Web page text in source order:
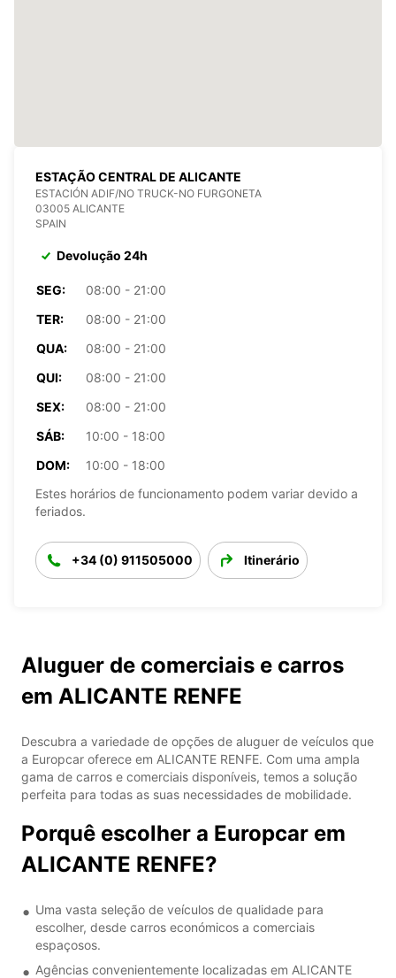
ESTAÇÃO CENTRAL DE ALICANTE
ESTACIÓN ADIF/NO TRUCK-NO FURGONETA
03005 ALICANTE
SPAIN
Devolução 24h
SEG:
08:00 - 21:00
TER:
08:00 - 21:00
QUA:
08:00 - 21:00
QUI:
08:00 - 21:00
SEX:
08:00 - 21:00
SÁB:
10:00 - 18:00
DOM:
10:00 - 18:00
Estes horários de funcionamento podem variar devido a
feriados.
+34 (0) 911505000 Itinerário
Aluguer de comerciais e carros
em ALICANTE RENFE
Descubra a variedade de opções de aluguer de veículos que
a Europcar oferece em ALICANTE RENFE. Com uma ampla
gama de carros e comerciais disponíveis, temos a solução
perfeita para todas as suas necessidades de mobilidade.
Porquê escolher a Europcar em
ALICANTE RENFE?
Uma vasta seleção de veículos de qualidade para
escolher, desde carros económicos a comerciais
espaçosos.
Agências convenientemente localizadas em ALICANTE